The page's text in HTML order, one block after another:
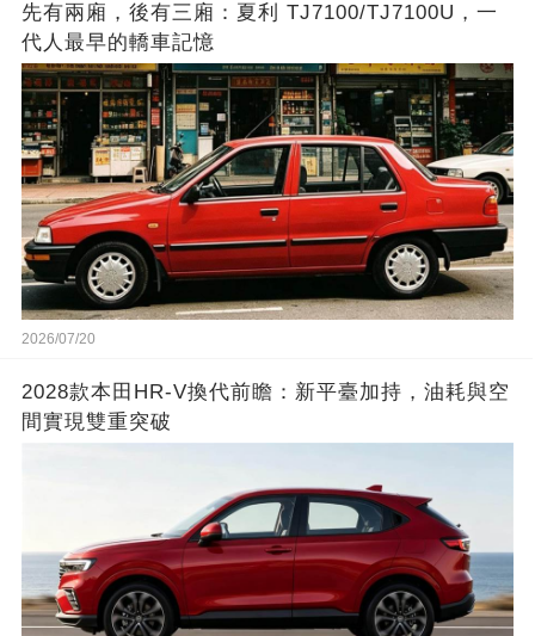
先有兩廂，後有三廂：夏利 TJ7100/TJ7100U，一
代人最早的轎車記憶
2026/07/20
2028款本田HR-V換代前瞻：新平臺加持，油耗與空
間實現雙重突破